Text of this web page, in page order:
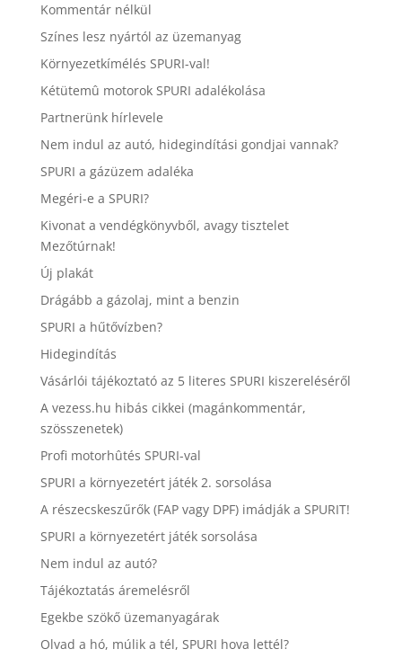
Kommentár nélkül
Színes lesz nyártól az üzemanyag
Környezetkímélés SPURI-val!
Kétütemû motorok SPURI adalékolása
Partnerünk hírlevele
Nem indul az autó, hidegindítási gondjai vannak?
SPURI a gázüzem adaléka
Megéri-e a SPURI?
Kivonat a vendégkönyvből, avagy tisztelet
Mezőtúrnak!
Új plakát
Drágább a gázolaj, mint a benzin
SPURI a hűtővízben?
Hidegindítás
Vásárlói tájékoztató az 5 literes SPURI kiszereléséről
A vezess.hu hibás cikkei (magánkommentár,
szösszenetek)
Profi motorhûtés SPURI-val
SPURI a környezetért játék 2. sorsolása
A részecskeszűrők (FAP vagy DPF) imádják a SPURIT!
SPURI a környezetért játék sorsolása
Nem indul az autó?
Tájékoztatás áremelésről
Egekbe szökő üzemanyagárak
Olvad a hó, múlik a tél, SPURI hova lettél?